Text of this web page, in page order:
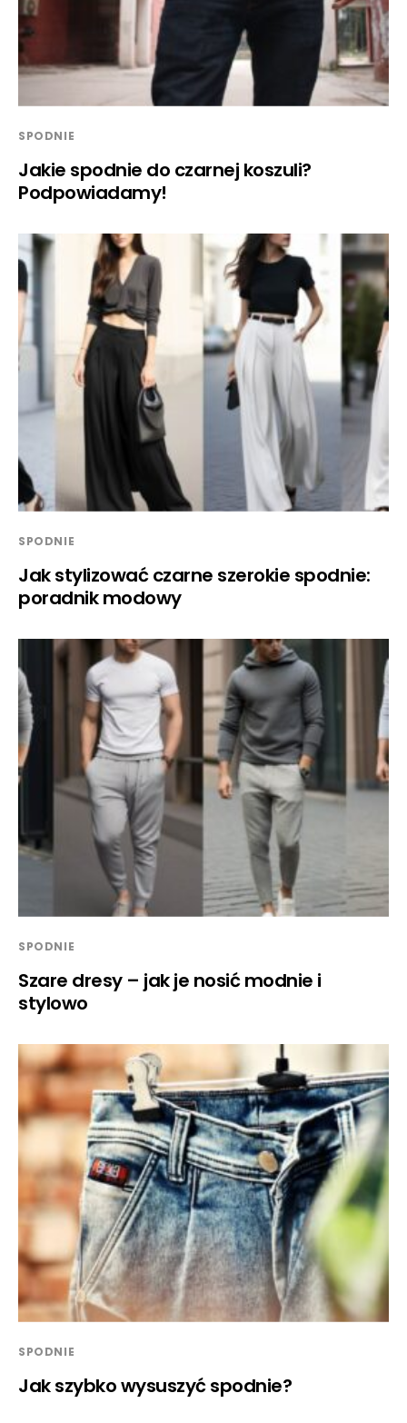
SPODNIE
Jakie spodnie do czarnej koszuli?
Podpowiadamy!
SPODNIE
Jak stylizować czarne szerokie spodnie:
poradnik modowy
SPODNIE
Szare dresy – jak je nosić modnie i
stylowo
SPODNIE
Jak szybko wysuszyć spodnie?